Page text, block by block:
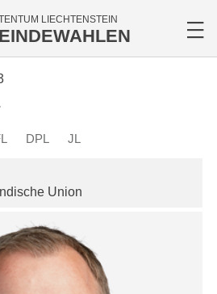
LIECHTENSTEIN
DPL JL
Union